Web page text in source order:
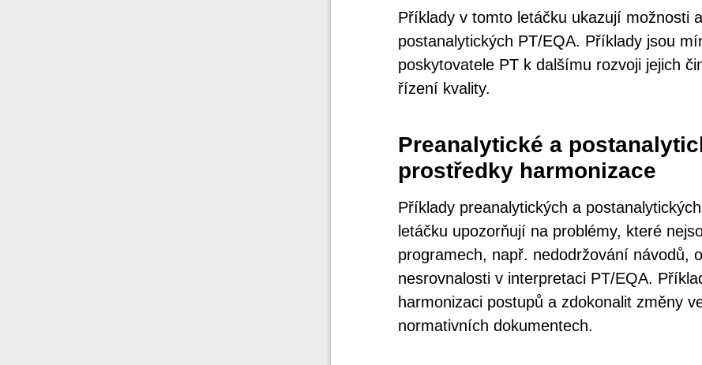
Příklady v tomto letáčku ukazují možnosti
postanalytických PT/EQA. Příklady jsou
poskytovatele PT k dalšímu rozvoji jejich
řízení kvality.
Preanalytické a
prostředky harmonizace
Příklady preanalytických a
letáčku upozorňují na problémy, které
programech, např. nedodržování návodů,
nesrovnalosti v interpretaci PT/EQA.
harmonizaci postupů a zdokonalit změny
normativních dokumentech.